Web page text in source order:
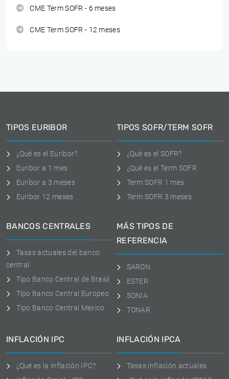
CME Term SOFR - 6 meses
CME Term SOFR - 12 meses
TIPOS EURIBOR
¿Qué es el Euribor?
Euribor a 1 mes
Euribor a 3 meses
Euríbor 12 meses
TIPOS SOFR/TERM SOFR
¿Qué es el SOFR?
¿Qué es el Term SOFR
Term SOFR 1 mes
Term SOFR 3 meses
BANCOS CENTRALES
Tasas actuales del banco
central
Tipo Banco Central de Brasil
Tipo Banco Central Europeo
Tipo Banco Central Mexico
MÁS TIPOS DE
REFERENCIA
SARON
ESTER
SONIA
TONAR
INFLACIÓN IPC
¿Qué es la inflación IPC?
INFLACIÓN IPCA
Tasas inflación actuales